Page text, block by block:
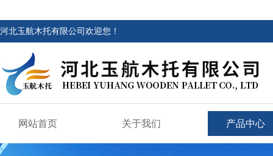
河北玉航木托有限公司欢迎您！
网站首页 关于我们 产品中心